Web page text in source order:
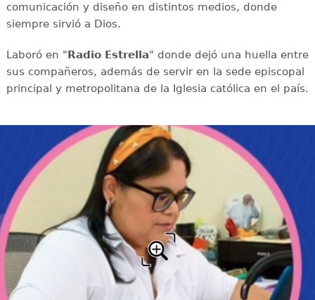
comunicación y diseño en distintos medios, donde
siempre sirvió a Dios.
Laboró en "Radio Estrella" donde dejó una huella entre
sus compañeros, además de servir en la sede episcopal
principal y metropolitana de la Iglesia católica en el país.